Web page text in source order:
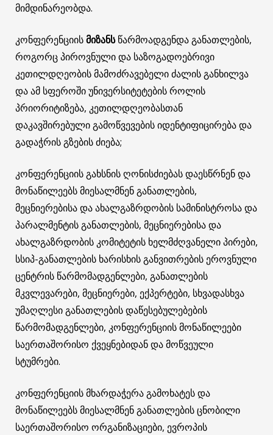
მიმდინარეობდა.
კონფერენციისმიზანსწარმოადგენდა განათლების,
როგორც პიროვნული და საზოგადოებრივი
კეთილდღეობის მამოძრავებელი ძალის განხილვა
და ამ სფეროში უნივერსიტეტების როლის
პრიორიტიზება, კეთილდღეობასთან
დაკავშირებული გამოწვევების იდენტიფიცირება და
გადაჭრის გზების ძიება;
კონფერენციის გახსნის ღონისძიებას დაესწრნენ და
მონაწილეებს მიესალმნენ განათლების,
მეცნიერებისა და ახალგაზრდობის სამინისტროსა და
პარალმენტის განათლების, მეცნიერებისა და
ახალგაზრდობის კომიტეტის ხელმძღვანელი პირები,
სსიპ-განათლების ხარისხის განვითრების ეროვნული
ცენტრის წარმომადგენლები, განათლების
მკვლევარები, მეცნიერები, ექპერტები, სხვადასხვა
უმაღლესი განათლების დაწესებულებების
წარმომადგენლები, კონფერენციის მონაწილეები
საერთაშორისო ქვეყნებიდან და მოწვეული
სტუმრები.
კონფერენციის მხარდაჭერა გამოხატეს და
მონაწილეებს მიესალმნენ განათლების ცნობილი
საერთაშორისო ორგანიზაციები, ევროპის